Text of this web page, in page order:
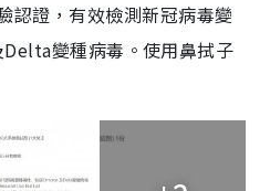
認證，有效檢測新冠病毒變
變種病毒。使用鼻拭子